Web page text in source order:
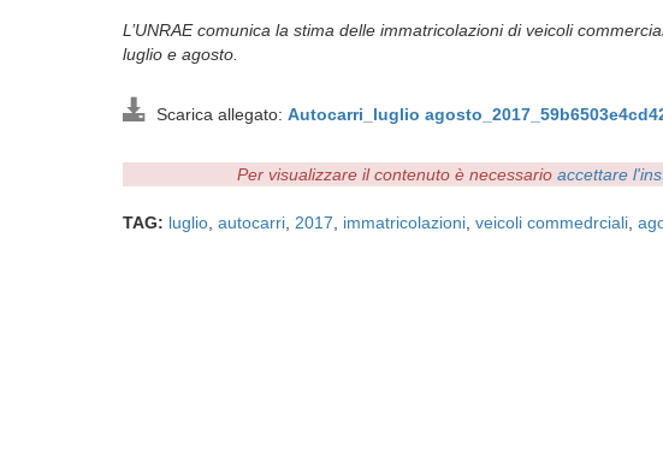
L’UNRAE comunica la stima delle immatricolazioni di veicoli
luglio e agosto.
Scarica allegato: Autocarri_luglio
Per visualizzare il contenuto è necessario accettare
TAG: luglio autocarri 2017 immatricolazioni veicoli commedrciali